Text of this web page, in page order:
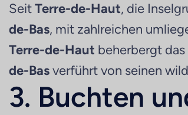
SeitTerre-de-Haut, die
de-Bas, mit zahlreichen
Terre-de-Haut beherbergt
de-Basverführt von seinen
3. Buchten